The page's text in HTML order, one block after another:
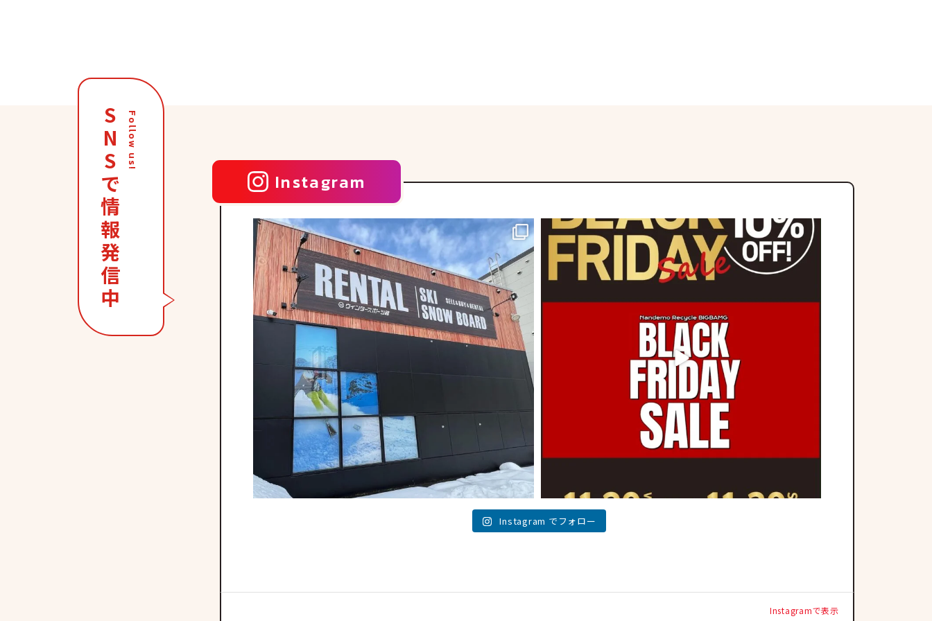
S
N
S
で
情
報
発
信
中
Follow us!
Instagram
皆様こんにちは、ビッグバン倶知安店です
本日より営業を開始させていただきました🙌🏻
Instagram でフォロー
Instagramで表示